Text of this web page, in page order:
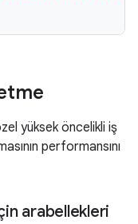
yüksek öncelikli iş
performansını
arabellekleri